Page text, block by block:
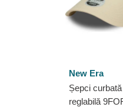
New Era
Șepci
reglabilă